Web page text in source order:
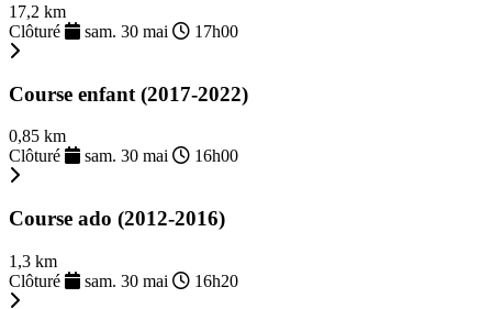
17,2 km
Clôturé
sam. 30 mai 17h00
Course enfant (2017-2022)
0,85 km
Clôturé
sam. 30 mai 16h00
Course ado (2012-2016)
1,3 km
Clôturé
sam. 30 mai 16h20